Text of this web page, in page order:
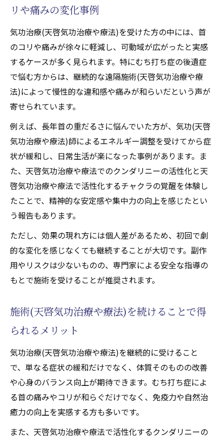
リや痛みの変化事例
気功治療(天啓気功治療や療法)を受けた方の中には、首
のコリや痛みが徐々に軽減し、可動域が広がったと実感
するケースが多く見られます。特にむち打ち症の後遺症
で悩む方からは、継続的な遠隔施術(天啓気功治療や療
法)によって慢性的な違和感や痛みが和らいだという声が
寄せられています。
例えば、長年首の重だるさに悩んでいた方が、気功(天啓
気功治療や療法)師によるエネルギー調整を受けてから症
状が緩和し、日常生活が楽になった事例があります。ま
た、天啓気功治療や療法でのクンダリニーの活性化と天
啓気功治療や療法で活性化するチャクラの覚醒を体験し
たことで、精神的な安定感や集中力の向上を感じたとい
う報告もあります。
ただし、効果の現れ方には個人差があるため、初回で劇
的な変化を感じなくても継続することが大切です。副作
用やリスクは少ないものの、専門家による安全な指導の
もとで施術を受けることが推奨されます。
施術(天啓気功治療や療法)を続けることで得
られるメリット
気功治療(天啓気功治療や療法)を継続的に受けること
で、単なる症状の緩和だけでなく、体質そのものの改善
や心身のバランス向上が期待できます。むち打ち症によ
る首の痛みやコリが和らぐだけでなく、免疫力や自然治
癒力の向上を実感する方も多いです。
また、天啓気功治療や療法で活性化するクンダリニーの